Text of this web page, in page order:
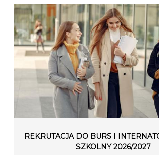
REKRUTACJA DO BURS I
SZKOLNY 2026/2027